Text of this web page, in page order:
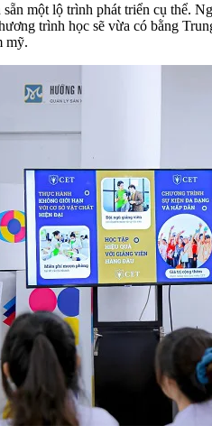
một lộ trình phát triển cụ thể.
trình học sẽ vừa có bằng
mỹ.